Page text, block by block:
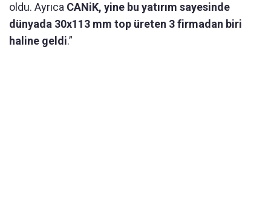
oldu. Ayrıca CANiK, yine bu yatırım sayesinde
dünyada 30x113 mm top üreten 3 firmadan biri
haline geldi.”